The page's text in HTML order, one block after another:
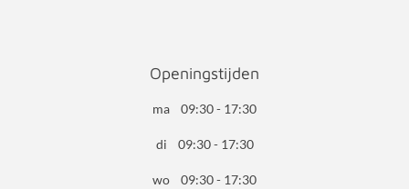
Openingstijden
ma 09:30 - 17:30
di 09:30 - 17:30
wo 09:30 - 17:30